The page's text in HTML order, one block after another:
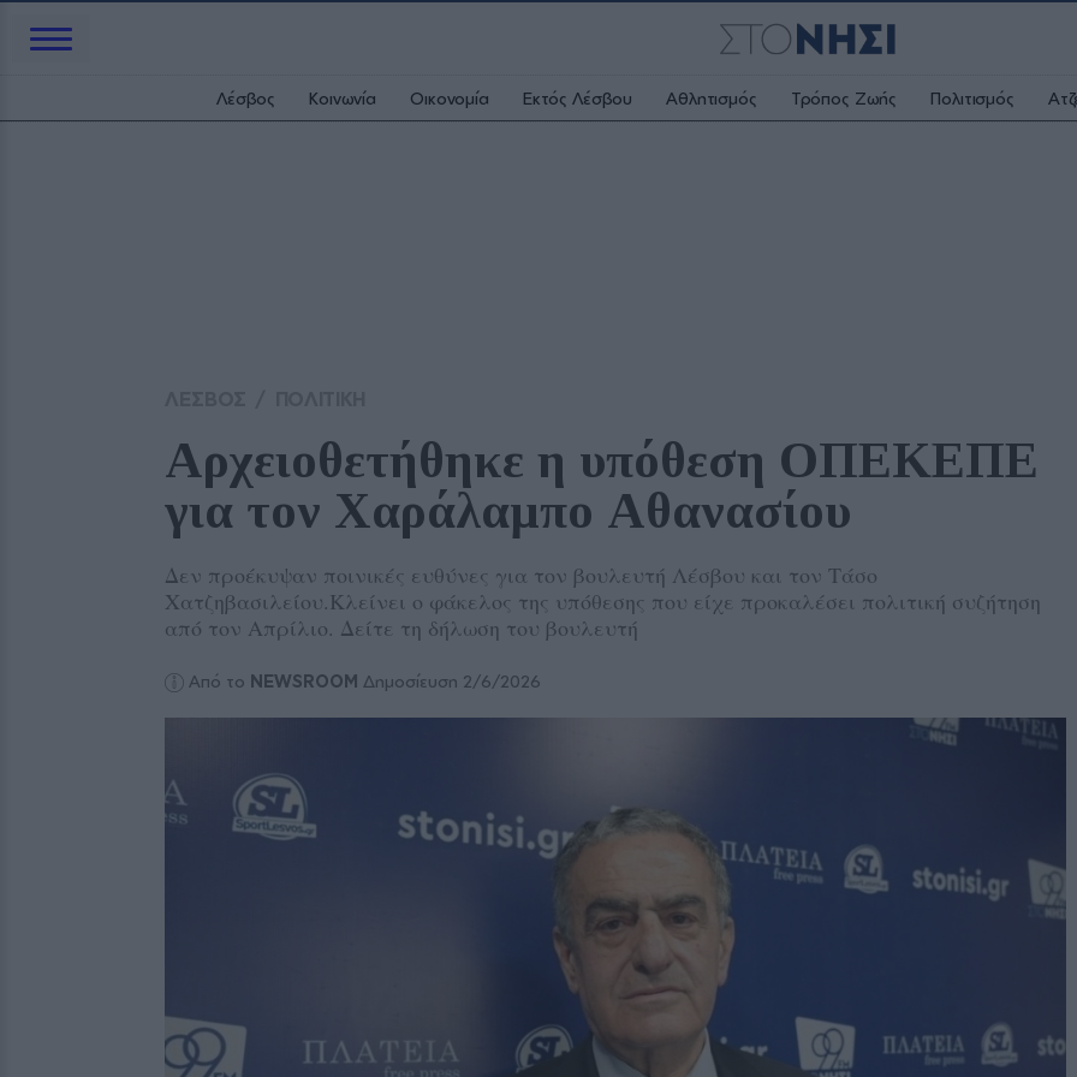
Λέσβος Κοινωνία Οικονομία Εκτός Λέσβου Αθλητισμός Τρόπος Ζωής Πολιτισμός
Αρχειοθετήθηκε η υπόθεση ΟΠΕΚΕΠΕ
για τον Χαράλαμπο Αθανασίου
Δεν προέκυψαν ποινικές ευθύνες για τον βουλευτή Λέσβου και τον Τάσο
Χατζηβασιλείου.Κλείνει ο φάκελος της υπόθεσης που είχε προκαλέσει πολιτική συζήτηση
από τον Απρίλιο. Δείτε τη δήλωση του βουλευτή
Από το NEWSROOM Δημοσίευση 2/6/2026